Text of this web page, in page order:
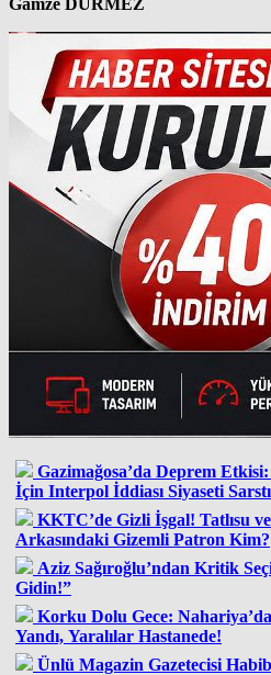
Gazimağosa’da Deprem
İçin Interpol İddiası Siyaseti Sarstı
KKTC’de Gizli İşgal! Tatlısu
Arkasındaki Gizemli Patron Kim?
Aziz Sağıroğlu’ndan Kritik
Gidin!”
Korku Dolu Gece:
Yandı, Yaralılar Hastanede!
Ünlü Magazin Gazetecisi